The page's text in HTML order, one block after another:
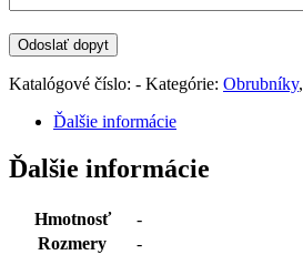
Katalógové číslo: - Kategórie: Obrubníky,
Ďalšie informácie
Ďalšie informácie
Hmotnosť
-
Rozmery
-